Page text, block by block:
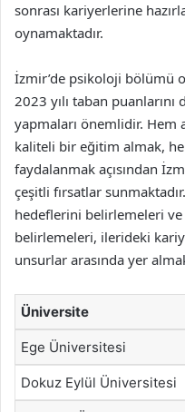
sonrası kariyerlerine
oynamaktadır.
İzmir’de psikoloji bölümü
2023 yılı taban
yapmaları önemlidir. Hem
kaliteli bir eğitim almak,
faydalanmak açısından
çeşitli fırsatlar
hedeflerini belirlemeleri
belirlemeleri, ilerideki
unsurlar arasında yer
Üniversite
Ege Üniversitesi
Dokuz Eylül Üniversitesi